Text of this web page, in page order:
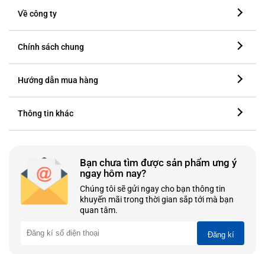
Về công ty
Chính sách chung
Hướng dẫn mua hàng
Thông tin khác
Bạn chưa tìm được sản phẩm ưng ý
ngay hôm nay?
Chúng tôi sẽ gửi ngay cho bạn thông tin
khuyến mãi trong thời gian sắp tới mà bạn
quan tâm.
Đăng kí